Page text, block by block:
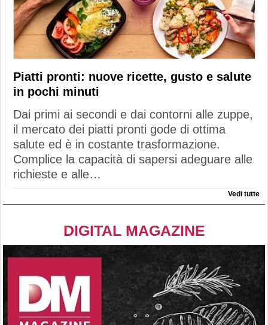
Piatti pronti: nuove ricette, gusto e salute
in pochi minuti
Dai primi ai secondi e dai contorni alle zuppe,
il mercato dei piatti pronti gode di ottima
salute ed è in costante trasformazione.
Complice la capacità di sapersi adeguare alle
richieste e alle…
Vedi tutte
DIGITAL MAGAZINE